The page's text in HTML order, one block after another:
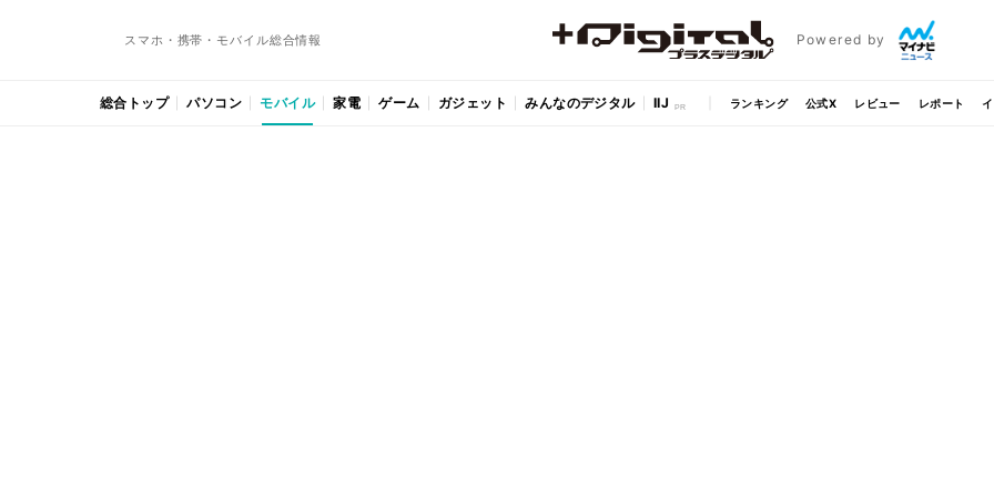
スマホ・携帯・モバイル総合情報 Powered by
総合トップ パソコン モバイル 家電 ゲーム ガジェット みんなのデジタル IIJ ランキング 公式X レビュー レポート